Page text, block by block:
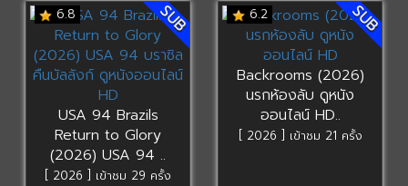
6.8 SUB
USA 94 Brazils
Return to Glory
(2026) USA 94 ..
[ 2026 ] เข้าชม 29 ครั้ง
6.2 SUB
Backrooms (2026)
นรกห้องลับ ดูหนัง
ออนไลน์ HD..
[ 2026 ] เข้าชม 21 ครั้ง